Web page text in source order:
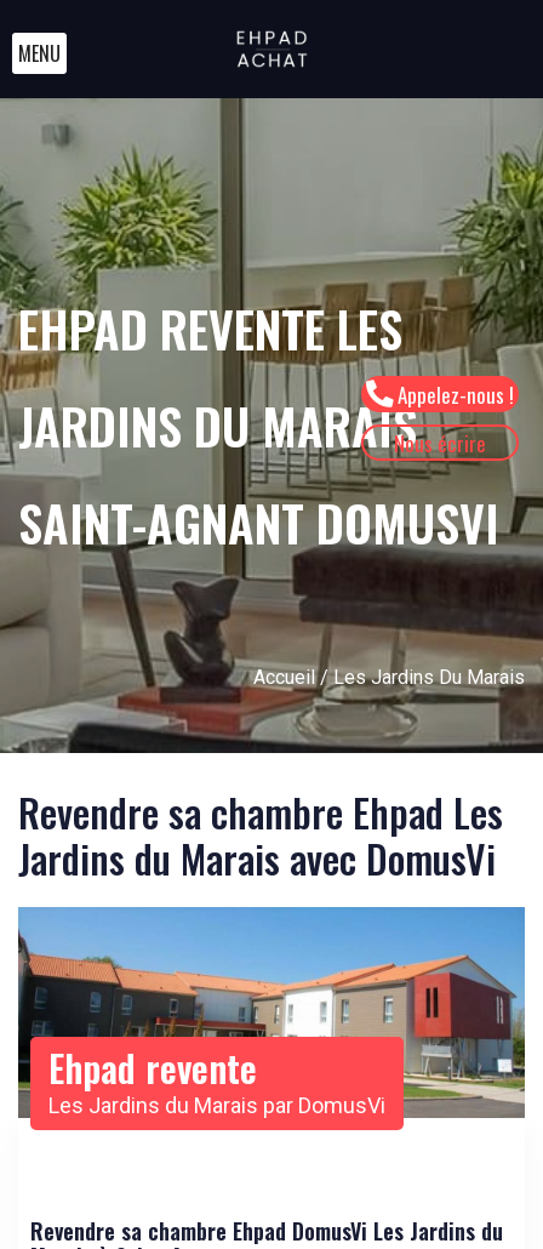
Appelez-nous !
Nous écrire
MENU
EHPAD REVENTE LES
JARDINS DU MARAIS
SAINT-AGNANT DOMUSVI
Accueil/ Les Jardins Du Marais
Revendre sa chambre Ehpad Les
Jardins du Marais avec DomusVi
Ehpad revente
Les Jardins du Marais par DomusVi
Revendre sa chambre Ehpad DomusVi Les Jardins du